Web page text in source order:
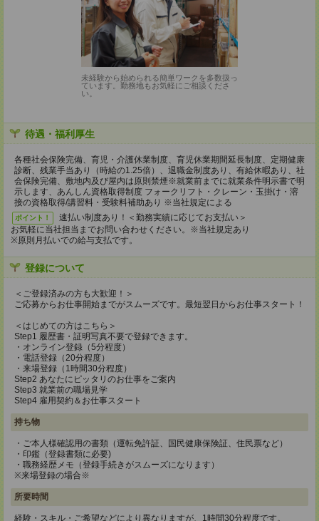
未経験から始められる簡単ワークを多数扱っ
ています。勤務地もお気軽にご相談くださ
い。
待遇・福利厚生
各種社会保険完備、育児・介護休業制度、育児休業期間延長制度、定期健康
診断、残業手当あり（時給の1.25倍）、退職金制度あり、有給休暇あり、社
会保険完備、敷地内及び屋内は原則禁煙※就業前までに就業条件明示書で明
示します、あんしん資格取得制度 フォークリフト・クレーン・玉掛け・溶
接の資格取得/講習料・受験料補助あり ※当社規定による
ポイント！
速払い制度あり！＜勤務実績に応じてお支払い＞
お気軽に当社担当までお問い合わせください。※当社規定あり
※原則月払いでの給与支払です。
登録について
＜ご登録済みの方も大歓迎！＞
ご応募からお仕事開始までがスムーズです。最短翌日からお仕事スタート！
＜はじめての方はこちら＞
Step1 履歴書・証明写真不要で登録できます。
・オンライン登録（5分程度）
・電話登録（20分程度）
・来場登録（1時間30分程度）
Step2 あなたにピッタリのお仕事をご案内
Step3 就業前の職場見学
Step4 雇用契約＆お仕事スタート
持ち物
・ご本人様確認用の書類（運転免許証、国民健康保険証、住民票など）
・印鑑（登録書類に必要)
・職務経歴メモ（登録手続きがスムーズになります）
※来場登録の場合※
所要時間
経験・スキル・ご希望などにより異なりますが、1時間30分程度です。